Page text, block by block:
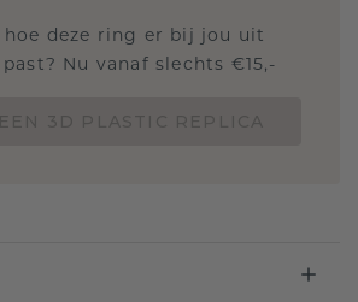
deze ring er bij jou uit
Nu vanaf slechts €15,-